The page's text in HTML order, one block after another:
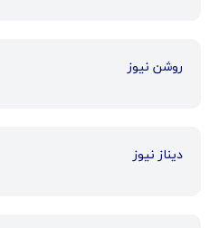
روشن نیوز
دیناز نیوز